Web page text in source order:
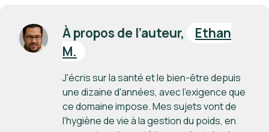
À propos de l’auteur,
Ethan
M.
J'écris sur la santé et le bien-être depuis
une dizaine d'années, avec l'exigence que
ce domaine impose. Mes sujets vont de
l'hygiène de vie à la gestion du poids, en